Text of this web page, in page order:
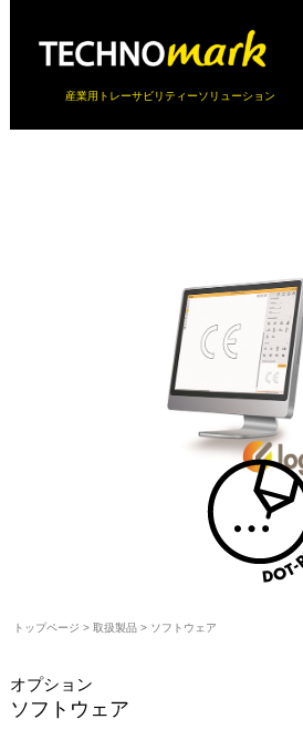
産業用トレーサビリティーソリューション
トップページ > 取扱製品 > ソフトウェア
オプション
ソフトウェア